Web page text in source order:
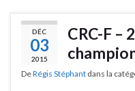
DÉC
03
2015
CRC-F –
DeRégis Stéphant dans la